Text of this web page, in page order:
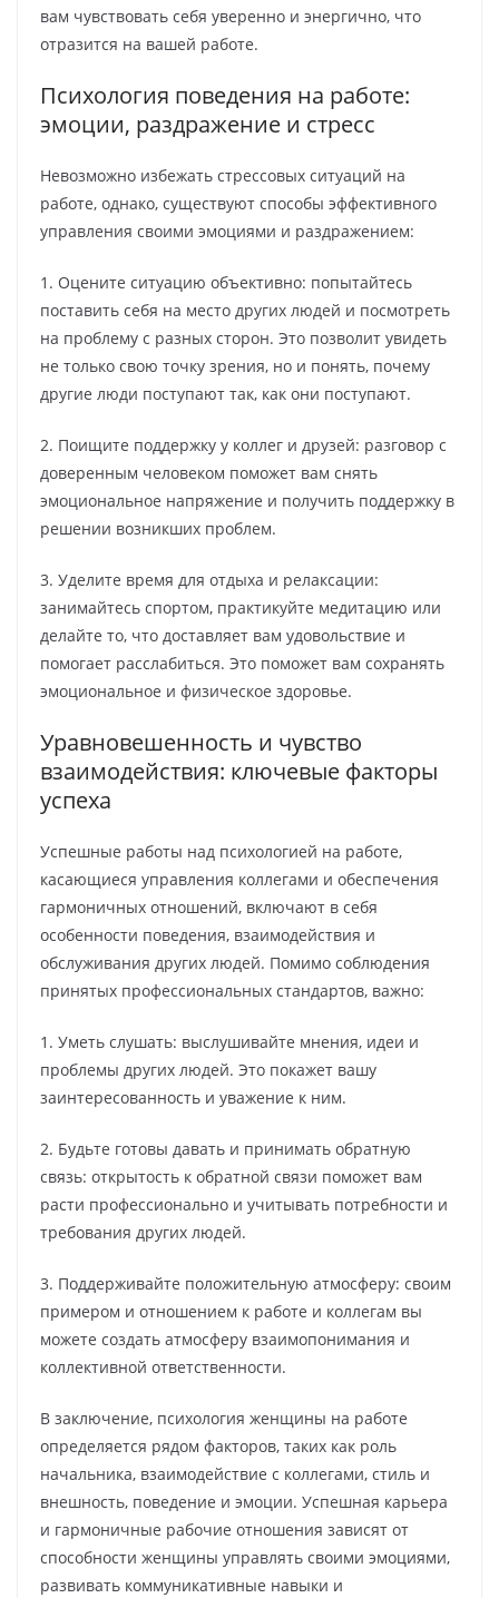
вам чувствовать себя уверенно и энергично, что
отразится на вашей работе.
Психология поведения на работе:
эмоции, раздражение и стресс
Невозможно избежать стрессовых ситуаций на
работе, однако, существуют способы эффективного
управления своими эмоциями и раздражением:
1. Оцените ситуацию объективно: попытайтесь
поставить себя на место других людей и посмотреть
на проблему с разных сторон. Это позволит увидеть
не только свою точку зрения, но и понять, почему
другие люди поступают так, как они поступают.
2. Поищите поддержку у коллег и друзей: разговор с
доверенным человеком поможет вам снять
эмоциональное напряжение и получить поддержку в
решении возникших проблем.
3. Уделите время для отдыха и релаксации:
занимайтесь спортом, практикуйте медитацию или
делайте то, что доставляет вам удовольствие и
помогает расслабиться. Это поможет вам сохранять
эмоциональное и физическое здоровье.
Уравновешенность и чувство
взаимодействия: ключевые факторы
успеха
Успешные работы над психологией на работе,
касающиеся управления коллегами и обеспечения
гармоничных отношений, включают в себя
особенности поведения, взаимодействия и
обслуживания других людей. Помимо соблюдения
принятых профессиональных стандартов, важно:
1. Уметь слушать: выслушивайте мнения, идеи и
проблемы других людей. Это покажет вашу
заинтересованность и уважение к ним.
2. Будьте готовы давать и принимать обратную
связь: открытость к обратной связи поможет вам
расти профессионально и учитывать потребности и
требования других людей.
3. Поддерживайте положительную атмосферу: своим
примером и отношением к работе и коллегам вы
можете создать атмосферу взаимопонимания и
коллективной ответственности.
В заключение, психология женщины на работе
определяется рядом факторов, таких как роль
начальника, взаимодействие с коллегами, стиль и
внешность, поведение и эмоции. Успешная карьера
и гармоничные рабочие отношения зависят от
способности женщины управлять своими эмоциями,
развивать коммуникативные навыки и